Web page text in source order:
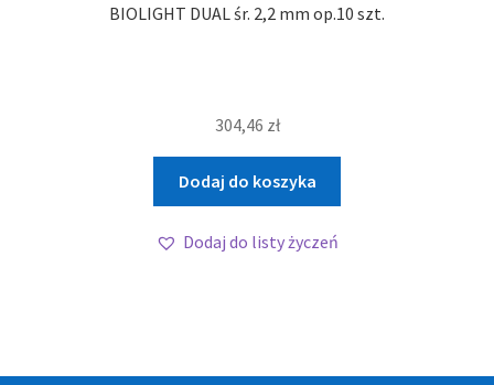
BIOLIGHT DUAL śr. 2,2 mm op.10 szt.
304,46 zł
Dodaj do koszyka
Dodaj do listy życzeń